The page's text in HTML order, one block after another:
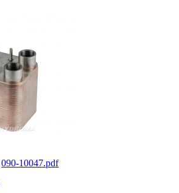
090-10047.pdf